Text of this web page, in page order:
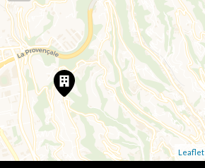
Leaflet